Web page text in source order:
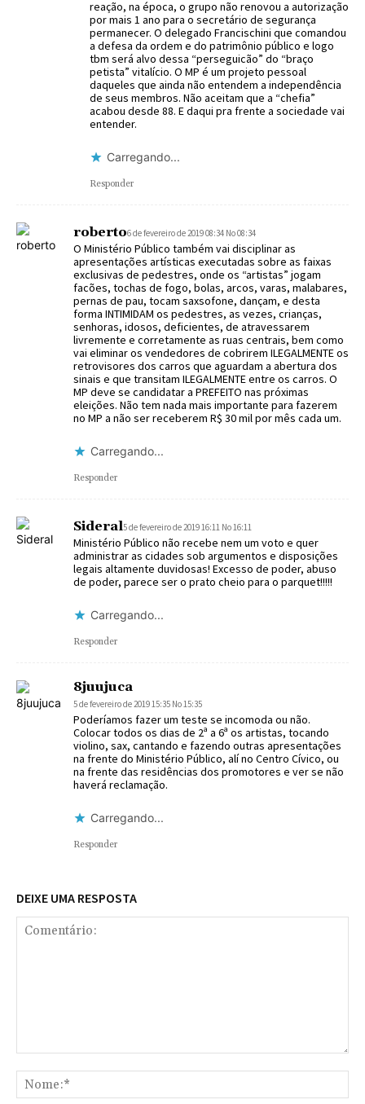
reação, na época, o grupo não renovou a autorização
por mais 1 ano para o secretário de segurança
permanecer. O delegado Francischini que comandou
a defesa da ordem e do patrimônio público e logo
tbm será alvo dessa “perseguicão” do “braço
petista” vitalício. O MP é um projeto pessoal
daqueles que ainda não entendem a independência
de seus membros. Não aceitam que a “chefia”
acabou desde 88. E daqui pra frente a sociedade vai
entender.
Carregando...
Responder
roberto6 de fevereiro de 2019 08:34 No 08:34
O Ministério Público também vai disciplinar as
apresentações artísticas executadas sobre as faixas
exclusivas de pedestres, onde os “artistas” jogam
facões, tochas de fogo, bolas, arcos, varas, malabares,
pernas de pau, tocam saxsofone, dançam, e desta
forma INTIMIDAM os pedestres, as vezes, crianças,
senhoras, idosos, deficientes, de atravessarem
livremente e corretamente as ruas centrais, bem como
vai eliminar os vendedores de cobrirem ILEGALMENTE os
retrovisores dos carros que aguardam a abertura dos
sinais e que transitam ILEGALMENTE entre os carros. O
MP deve se candidatar a PREFEITO nas próximas
eleições. Não tem nada mais importante para fazerem
no MP a não ser receberem R$ 30 mil por mês cada um.
Carregando...
Responder
Sideral5 de fevereiro de 2019 16:11 No 16:11
Ministério Público não recebe nem um voto e quer
administrar as cidades sob argumentos e disposições
legais altamente duvidosas! Excesso de poder, abuso
de poder, parece ser o prato cheio para o parquet!!!!!
Carregando...
Responder
8juujuca
5 de fevereiro de 2019 15:35 No 15:35
Poderíamos fazer um teste se incomoda ou não.
Colocar todos os dias de 2ª a 6ª os artistas, tocando
violino, sax, cantando e fazendo outras apresentações
na frente do Ministério Público, alí no Centro Cívico, ou
na frente das residências dos promotores e ver se não
haverá reclamação.
Carregando...
Responder
DEIXE UMA RESPOSTA